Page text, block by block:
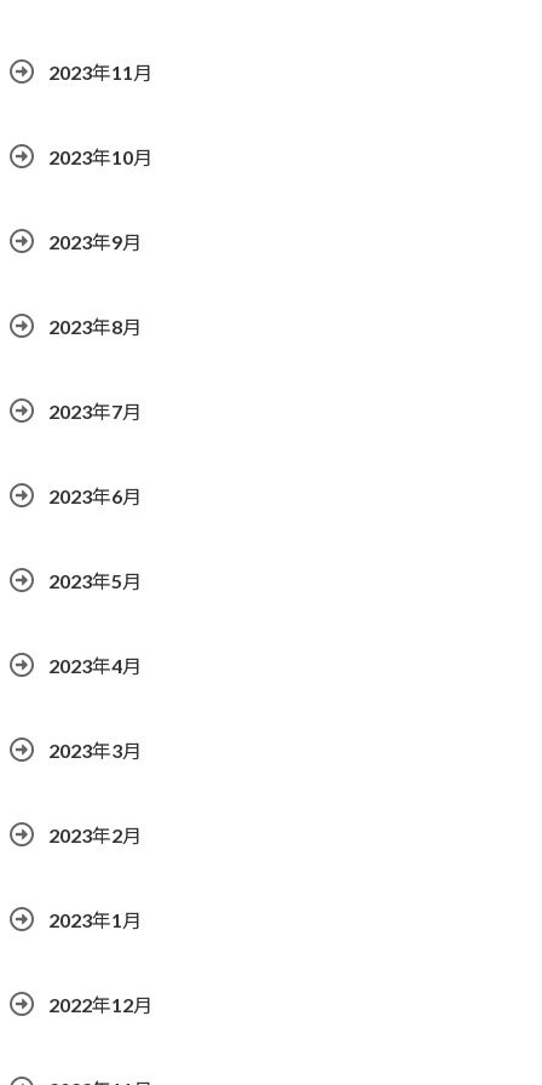
2023年11月
2023年10月
2023年9月
2023年8月
2023年7月
2023年6月
2023年5月
2023年4月
2023年3月
2023年2月
2023年1月
2022年12月